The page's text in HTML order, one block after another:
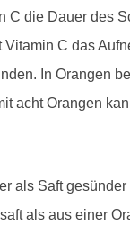
die Dauer des
C das
In Orangen
acht Orangen
als Saft
als aus einer